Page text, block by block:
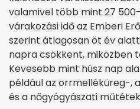
valamivel több mint 27
várakozási idő az Emberi
szerint átlagosan öt év
napra csökkent, miközben
Kevesebb mint húsz nap
például az orrmelléküreg-,
és a nőgyógyászati